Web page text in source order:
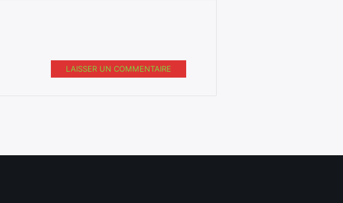
LAISSER UN COMMENTAIRE